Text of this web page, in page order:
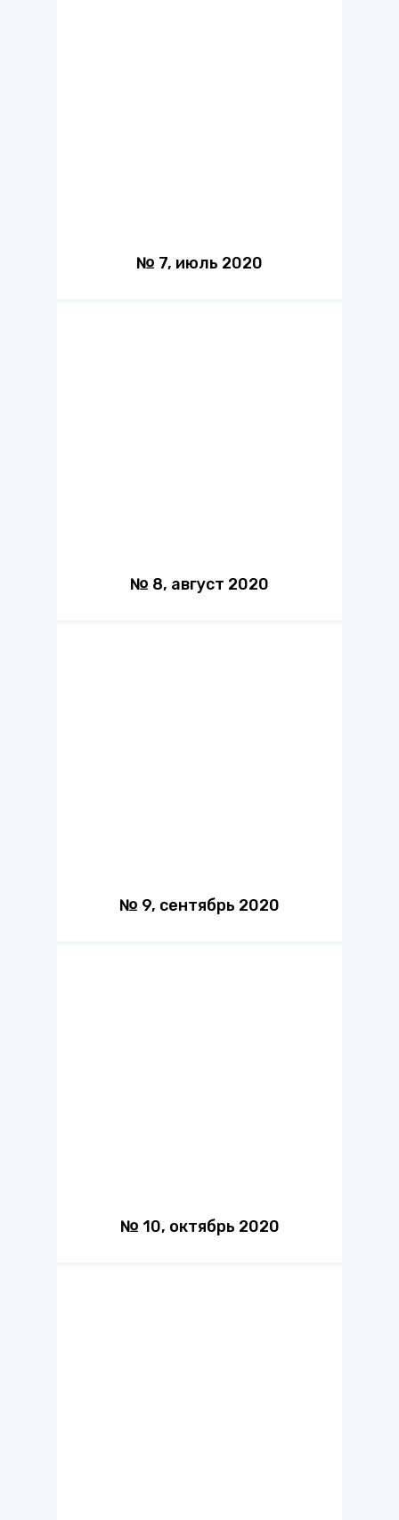
№ 7, июль 2020
№ 8, август 2020
№ 9, сентябрь 2020
№ 10, октябрь 2020